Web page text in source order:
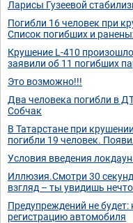
Ларисы Гузеевой
Погибли 16 человек при
Список погибших и
Крушение L-410
заявили об 11 погибших
Это возможно!!!
Два человека погибли в
Собчак
В Татарстане при
погибли 19 человек.
Условия введения
Иллюзия.Смотри 30
взгляд – ты увидишь
Предупреждений не
регистрацию автомобиля